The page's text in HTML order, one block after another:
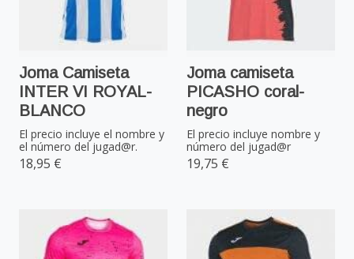
Joma Camiseta
INTER VI ROYAL-
BLANCO
El precio incluye el nombre y
el número del jugad@r.
18,95 €
Joma camiseta
PICASHO coral-
negro
El precio incluye nombre y
número del jugad@r
19,75 €